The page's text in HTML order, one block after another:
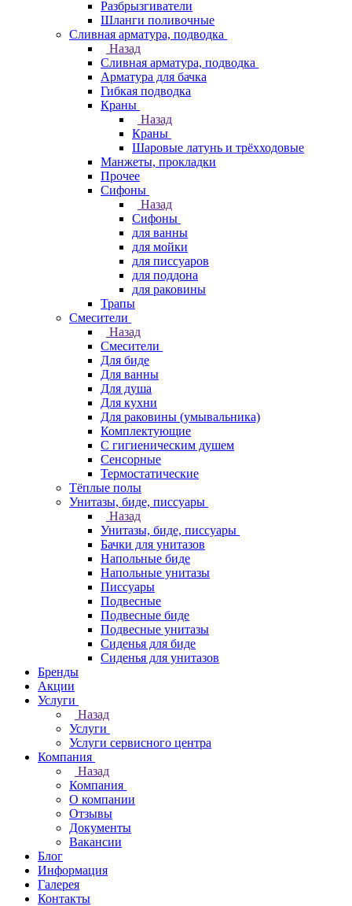
Разбрызгиватели
Шланги поливочные
Сливная арматура, подводка
Назад
Сливная арматура, подводка
Арматура для бачка
Гибкая подводка
Краны
Назад
Краны
Шаровые латунь и трёхходовые
Манжеты, прокладки
Прочее
Сифоны
Назад
Сифоны
для ванны
для мойки
для писсуаров
для поддона
для раковины
Трапы
Смесители
Назад
Смесители
Для биде
Для ванны
Для душа
Для кухни
Для раковины (умывальника)
Комплектующие
С гигиеническим душем
Сенсорные
Термостатические
Тёплые полы
Унитазы, биде, писсуары
Назад
Унитазы, биде, писсуары
Бачки для унитазов
Напольные биде
Напольные унитазы
Писсуары
Подвесные
Подвесные биде
Подвесные унитазы
Сиденья для биде
Сиденья для унитазов
Бренды
Акции
Услуги
Назад
Услуги
Услуги сервисного центра
Компания
Назад
Компания
О компании
Отзывы
Документы
Вакансии
Блог
Информация
Галерея
Контакты